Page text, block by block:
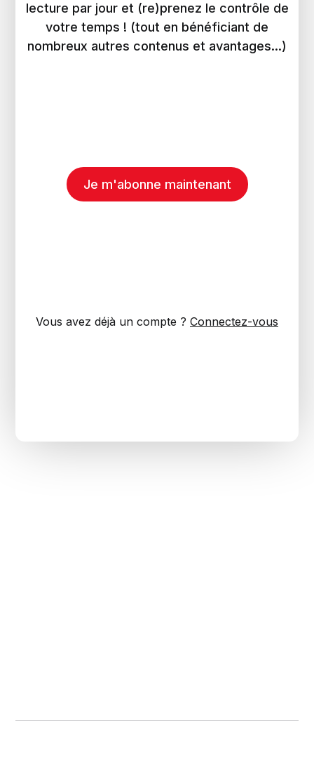
lecture par jour et (re)prenez le contrôle de
votre temps ! (tout en bénéficiant de
nombreux autres contenus et avantages...)
Je m'abonne maintenant
Vous avez déjà un compte ? Connectez-vous